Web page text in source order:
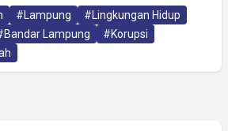
#Lampung
#Lingkungan Hidup
Lampung
#Korupsi